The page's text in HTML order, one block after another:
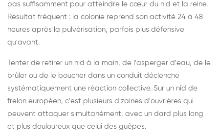
pas suffisamment pour atteindre le cœur du nid et la reine.
Résultat fréquent : la colonie reprend son activité 24 à 48
heures après la pulvérisation, parfois plus défensive
qu'avant.
Tenter de retirer un nid à la main, de l'asperger d'eau, de le
brûler ou de le boucher dans un conduit déclenche
systématiquement une réaction collective. Sur un nid de
frelon européen, c'est plusieurs dizaines d'ouvrières qui
peuvent attaquer simultanément, avec un dard plus long
et plus douloureux que celui des guêpes.